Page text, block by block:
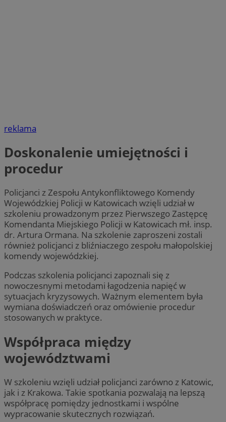
reklama
Doskonalenie umiejętności i
procedur
Policjanci z Zespołu Antykonfliktowego Komendy
Wojewódzkiej Policji w Katowicach wzięli udział w
szkoleniu prowadzonym przez Pierwszego Zastępcę
Komendanta Miejskiego Policji w Katowicach mł. insp.
dr. Artura Ormana. Na szkolenie zaproszeni zostali
również policjanci z bliźniaczego zespołu małopolskiej
komendy wojewódzkiej.
Podczas szkolenia policjanci zapoznali się z
nowoczesnymi metodami łagodzenia napięć w
sytuacjach kryzysowych. Ważnym elementem była
wymiana doświadczeń oraz omówienie procedur
stosowanych w praktyce.
Współpraca między
województwami
W szkoleniu wzięli udział policjanci zarówno z Katowic,
jak i z Krakowa. Takie spotkania pozwalają na lepszą
współpracę pomiędzy jednostkami i wspólne
wypracowanie skutecznych rozwiązań.